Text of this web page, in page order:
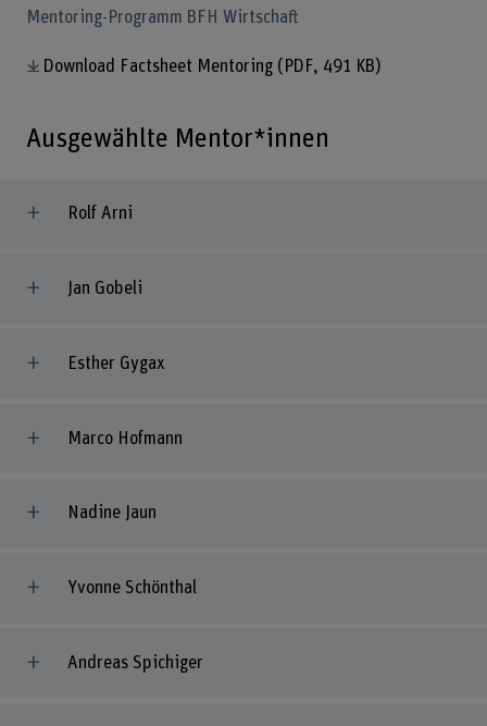
Mentoring-Programm BFH Wirtschaft
Download Factsheet Mentoring (PDF, 491 KB)
Ausgewählte Mentor*innen
Rolf Arni
Jan Gobeli
Esther Gygax
Marco Hofmann
Nadine Jaun
Yvonne Schönthal
Andreas Spichiger